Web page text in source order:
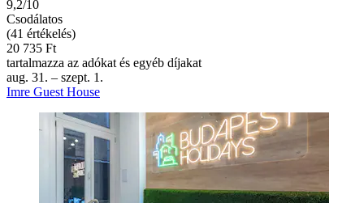
9,2/10
Csodálatos
(41 értékelés)
20 735 Ft
tartalmazza az adókat és egyéb díjakat
aug. 31. – szept. 1.
Imre Guest House